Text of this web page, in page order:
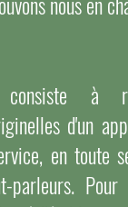
consiste à
d'un
en toute
parleurs.